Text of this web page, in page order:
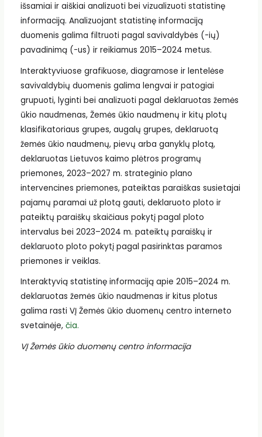
išsamiai ir aiškiai analizuoti bei vizualizuoti statistinę
informaciją. Analizuojant statistinę informaciją
duomenis galima filtruoti pagal savivaldybės (-ių)
pavadinimą (-us) ir reikiamus 2015–2024 metus.
Interaktyviuose grafikuose, diagramose ir lentelėse
savivaldybių duomenis galima lengvai ir patogiai
grupuoti, lyginti bei analizuoti pagal deklaruotas žemės
ūkio naudmenas, Žemės ūkio naudmenų ir kitų plotų
klasifikatoriaus grupes, augalų grupes, deklaruotą
žemės ūkio naudmenų, pievų arba ganyklų plotą,
deklaruotas Lietuvos kaimo plėtros programų
priemones, 2023–2027 m. strateginio plano
intervencines priemones, pateiktas paraiškas susietajai
pajamų paramai už plotą gauti, deklaruoto ploto ir
pateiktų paraiškų skaičiaus pokytį pagal ploto
intervalus bei 2023–2024 m. pateiktų paraiškų ir
deklaruoto ploto pokytį pagal pasirinktas paramos
priemones ir veiklas.
Interaktyvią statistinę informaciją apie 2015–2024 m.
deklaruotas žemės ūkio naudmenas ir kitus plotus
galima rasti VĮ Žemės ūkio duomenų centro interneto
svetainėje, čia.
VĮ Žemės ūkio duomenų centro informacija